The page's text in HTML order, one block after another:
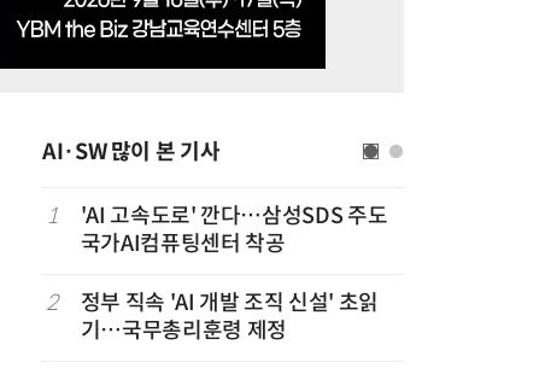
AI·SW 많이 본 기사
1
'AI 고속도로' 깐다…삼성SDS 주도
국가AI컴퓨팅센터 착공
2
정부 직속 'AI 개발 조직 신설' 초읽
기…국무총리훈령 제정